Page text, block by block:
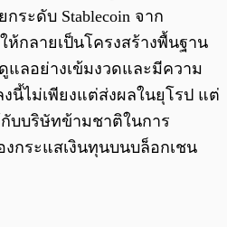
ะดับ Stablecoin จาก
กลายเป็นโครงสร้างพื้นฐาน
แลอย่างเข้มงวดและมีความ
นี้ไม่เพียงแต่ส่งผลในยุโรป แต่
บบริษัทข้ามชาติในการ
กระแสเงินทุนบนบล็อกเชน